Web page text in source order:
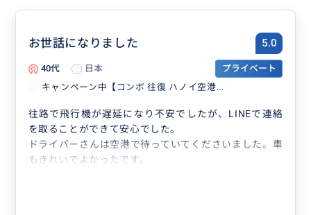
お世話になりました 5.0
40代 日本
プライベート
キャンペーン中【コンボ 往復 ハノイ空港...
往路で飛行機が遅延になり不安でしたが、LINEで連絡
を取ることができて安心でした。
ドライバーさんは空港で待っていてくださいました。車
もきれいでよかったです。